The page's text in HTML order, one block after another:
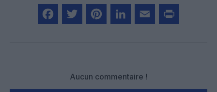
Aucun commentaire !